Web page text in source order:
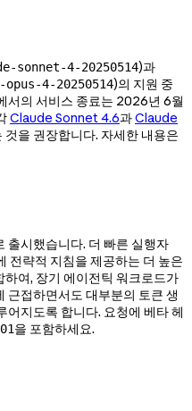
sonnet-4-20250514)과
opus-4-20250514)의 지원 중
서의 서비스 종료는 2026년 6월
Claude Sonnet 4.6과Claude
을 권장합니다. 자세한 내용은
출시했습니다. 더 빠른 실행자
략적 지침을 제공하는 더 높은
여, 장기 에이전틱 워크로드가
근접하면서도 대부분의 토큰 생
어지도록 합니다. 요청에 베타 헤
을 포함하세요.